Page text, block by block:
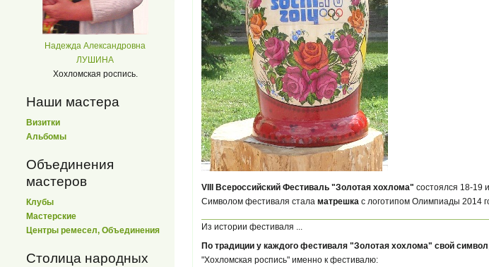
Надежда Александровна
ЛУШИНА
Хохломская роспись.
Наши мастера
Визитки
Альбомы
Объединения
мастеров
Клубы
Мастерские
Центры ремесел, Объединения
Столица народных
VIII Всероссийский Фестиваль "Золотая хохлома" состоялся 18-19
Символом фестиваля стала матрешка с логотипом Олимпиады 2014
Из истории фестиваля ...
По традиции у каждого фестиваля "Золотая хохлома" свой символ
"Хохломская роспись" именно к фестивалю: